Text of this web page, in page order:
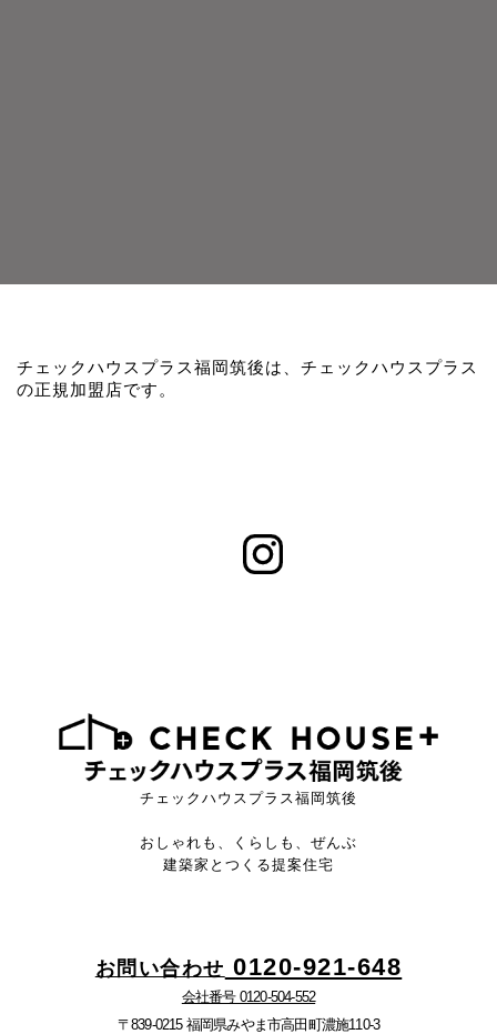
チェックハウスプラス福岡筑後は、チェックハウスプラス
の正規加盟店です。
チェックハウスプラス福岡筑後
おしゃれも、くらしも、ぜんぶ
建築家とつくる提案住宅
お問い合わせ 0120-921-648
会社番号 0120-504-552
〒839-0215 福岡県みやま市高田町濃施110-3